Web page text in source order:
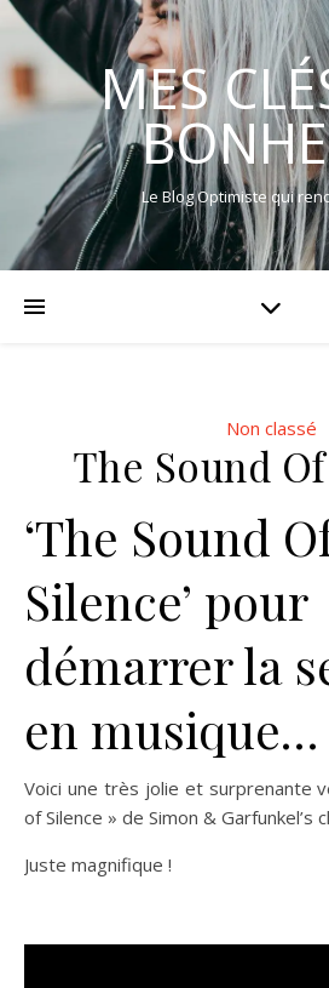
MES
Le Blog Optimiste qui
Non classé
The Sound
‘The Sound
Silence’ pour
démarrer la
en musique…
Voici une très jolie et surprenante version de « The Sound
of Silence » de Simon & Garfunkel’s
Juste magnifique !